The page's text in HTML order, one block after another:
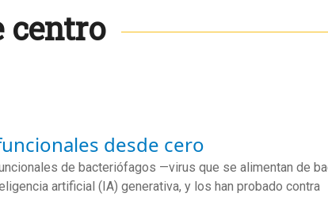
centro
desde cero
de bacteriófagos —virus que se alimentan de
artificial (IA) generativa, y los han probado contra